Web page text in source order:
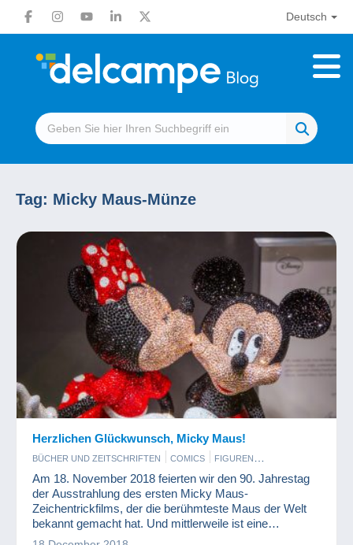
Deutsch
Tag: Micky Maus-Münze
Herzlichen Glückwunsch, Micky Maus!
BÜCHER UND ZEITSCHRIFTEN COMICS
FIGUREN
KINO, FILM UND VIDEO
MÜNZEN UND BANKNOTEN
Am 18. November 2018 feierten wir den 90. Jahrestag
der Ausstrahlung des ersten Micky Maus-
Zeichentrickfilms, der die berühmteste Maus der Welt
bekannt gemacht hat. Und mittlerweile ist eine
beachtliche Micky Maus-Kollektion entstanden.